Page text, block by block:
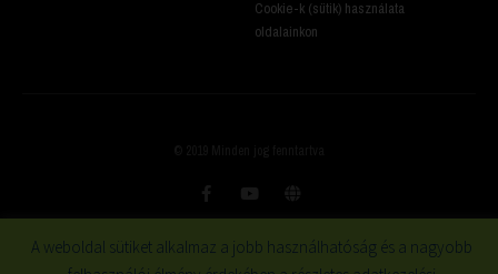
Cookie-k (sütik) használata
oldalainkon
A weboldal sütiket alkalmaz a jobb használhatóság és a nagyobb